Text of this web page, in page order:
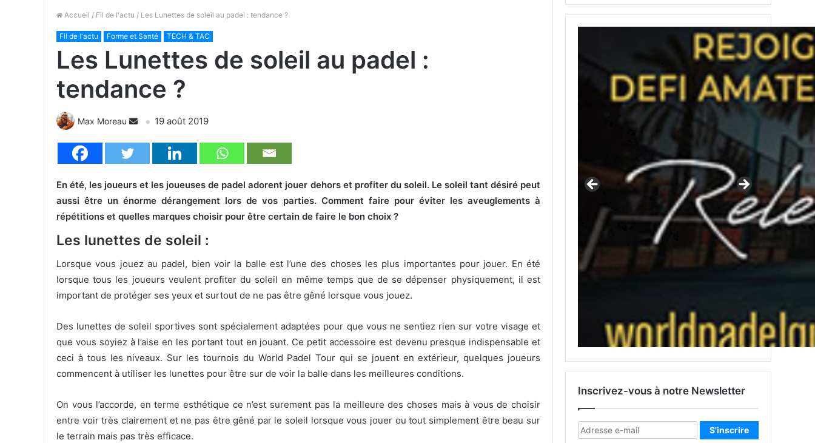
Accueil / Fil de l'actu / Les Lunettes de soleil au padel : tendance ?
Fil de l'actu Forme et Santé TECH & TAC
Les Lunettes de soleil au padel :
tendance ?
Max Moreau 19 août 2019
En été, les joueurs et les joueuses de padel adorent jouer dehors et profiter du soleil. Le soleil tant désiré peut
aussi être un énorme dérangement lors de vos parties. Comment faire pour éviter les aveuglements à
répétitions et quelles marques choisir pour être certain de faire le bon choix ?
Les lunettes de soleil :
Lorsque vous jouez au padel, bien voir la balle est l’une des choses les plus importantes pour jouer. En été
lorsque tous les joueurs veulent profiter du soleil en même temps que de se dépenser physiquement, il est
important de protéger ses yeux et surtout de ne pas être gêné lorsque vous jouez.
Des lunettes de soleil sportives sont spécialement adaptées pour que vous ne sentiez rien sur votre visage et
que vous soyiez à l’aise en les portant tout en jouant. Ce petit accessoire est devenu presque indispensable et
ceci à tous les niveaux. Sur les tournois du World Padel Tour qui se jouent en extérieur, quelques joueurs
commencent à utiliser les lunettes pour être sur de voir la balle dans les meilleures conditions.
On vous l’accorde, en terme esthétique ce n’est surement pas la meilleure des choses mais à vous de choisir
entre voir très clairement et ne pas être gêné par le soleil lorsque vous jouer ou tout simplement être beau sur
le terrain mais pas très efficace.
Inscrivez-vous à notre Newsletter